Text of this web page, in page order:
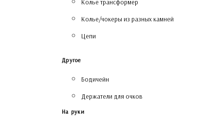
Колье трансформер
Колье/чокеры из разных камней
Цепи
Другое
Бодичейн
Держатели для очков
На руки